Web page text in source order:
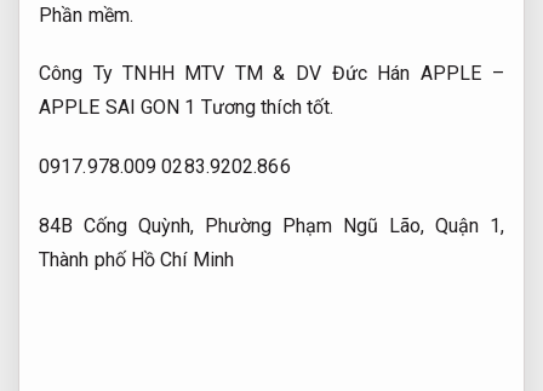
Phần mềm.
Công Ty TNHH MTV TM & DV Đức Hán APPLE –
APPLE SAI GON 1 Tương thích tốt.
0917.978.0090283.9202.866
84B Cống Quỳnh, Phường Phạm Ngũ Lão, Quận 1,
Thành phố Hồ Chí Minh